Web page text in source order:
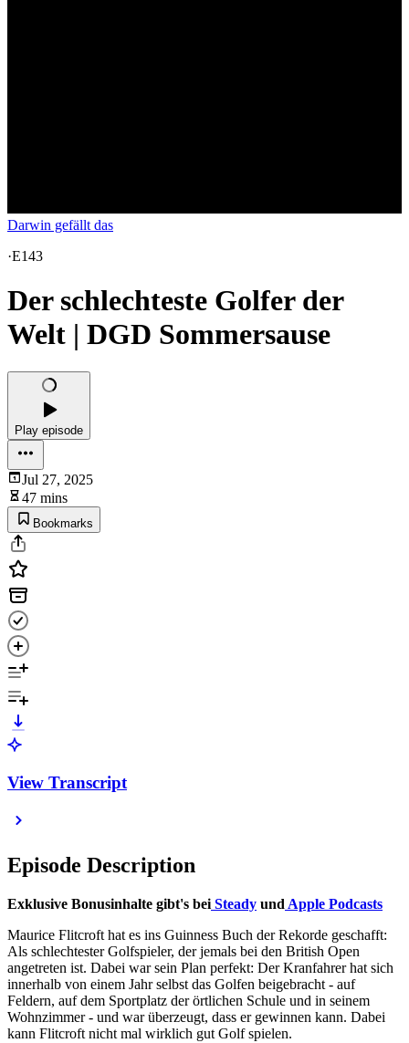
Darwin gefällt das
·E143
Der schlechteste Golfer der
Welt | DGD Sommersause
Play episode
Jul 27, 2025
47 mins
Bookmarks
View Transcript
Episode Description
Exklusive Bonusinhalte gibt's bei Steady und Apple Podcasts
Maurice Flitcroft hat es ins Guinness Buch der Rekorde geschafft:
Als schlechtester Golfspieler, der jemals bei den British Open
angetreten ist. Dabei war sein Plan perfekt: Der Kranfahrer hat sich
innerhalb von einem Jahr selbst das Golfen beigebracht - auf
Feldern, auf dem Sportplatz der örtlichen Schule und in seinem
Wohnzimmer - und war überzeugt, dass er gewinnen kann. Dabei
kann Flitcroft nicht mal wirklich gut Golf spielen.